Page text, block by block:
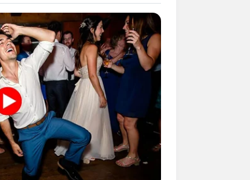
സംഘര്‍ഷങ്ങള്‍ക്കിടയിലും
മോദിയെ ഫോണില്‍ വിളിച്ച്
സംസാരിച്ച് വാന്‍സ്